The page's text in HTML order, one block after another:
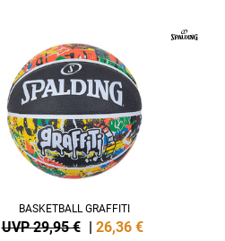
BASKETBALL GRAFFITI
UVP 29,95 € | 26,36 €